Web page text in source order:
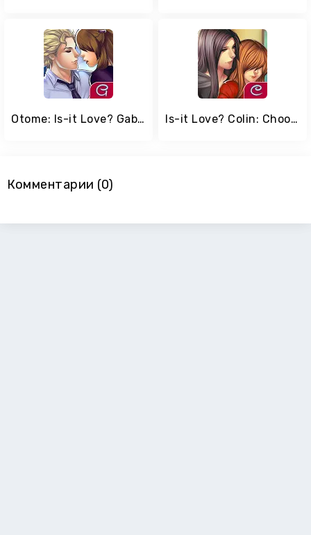
Otome: Is-it Love? Gabriel – Interactive Story Is-it Love? Colin: Choose your story - Love & Rock
Комментарии (0)